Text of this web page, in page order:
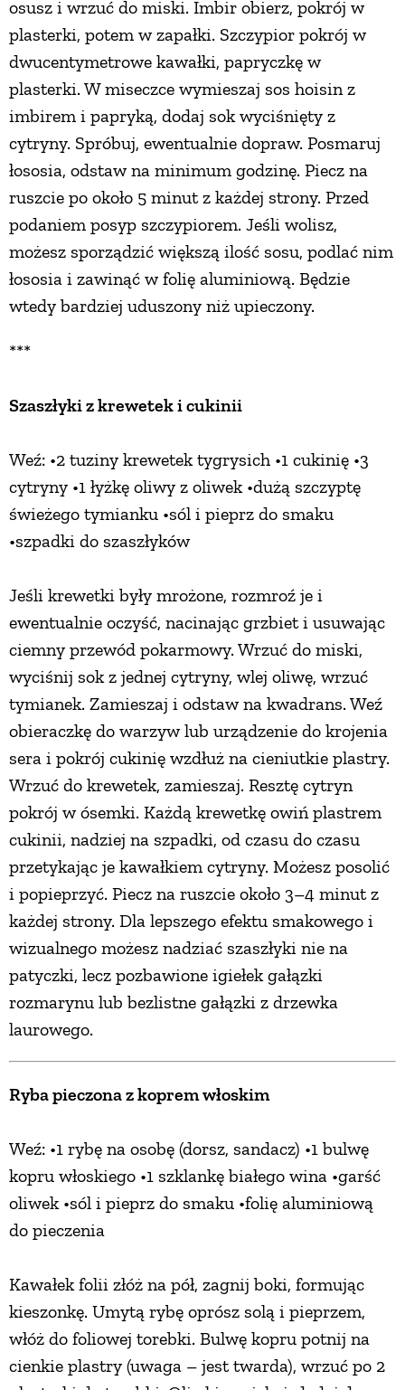
osusz i wrzuć do miski. Imbir obierz, pokrój w
plasterki, potem w zapałki. Szczypior pokrój w
dwucentymetrowe kawałki, papryczkę w
plasterki. W miseczce wymieszaj sos hoisin z
imbirem i papryką, dodaj sok wyciśnięty z
cytryny. Spróbuj, ewentualnie dopraw. Posmaruj
łososia, odstaw na minimum godzinę. Piecz na
ruszcie po około 5 minut z każdej strony. Przed
podaniem posyp szczypiorem. Jeśli wolisz,
możesz sporządzić większą ilość sosu, podlać nim
łososia i zawinąć w folię aluminiową. Będzie
wtedy bardziej uduszony niż upieczony.
***
Szaszłyki z krewetek i cukinii
Weź: •2 tuziny krewetek tygrysich •1 cukinię •3
cytryny •1 łyżkę oliwy z oliwek •dużą szczyptę
świeżego tymianku •sól i pieprz do smaku
•szpadki do szaszłyków
Jeśli krewetki były mrożone, rozmroź je i
ewentualnie oczyść, nacinając grzbiet i usuwając
ciemny przewód pokarmowy. Wrzuć do miski,
wyciśnij sok z jednej cytryny, wlej oliwę, wrzuć
tymianek. Zamieszaj i odstaw na kwadrans. Weź
obieraczkę do warzyw lub urządzenie do krojenia
sera i pokrój cukinię wzdłuż na cieniutkie plastry.
Wrzuć do krewetek, zamieszaj. Resztę cytryn
pokrój w ósemki. Każdą krewetkę owiń plastrem
cukinii, nadziej na szpadki, od czasu do czasu
przetykając je kawałkiem cytryny. Możesz posolić
i popieprzyć. Piecz na ruszcie około 3–4 minut z
każdej strony. Dla lepszego efektu smakowego i
wizualnego możesz nadziać szaszłyki nie na
patyczki, lecz pozbawione igiełek gałązki
rozmarynu lub bezlistne gałązki z drzewka
laurowego.
Ryba pieczona z koprem włoskim
Weź: •1 rybę na osobę (dorsz, sandacz) •1 bulwę
kopru włoskiego •1 szklankę białego wina •garść
oliwek •sól i pieprz do smaku •folię aluminiową
do pieczenia
Kawałek folii złóż na pół, zagnij boki, formując
kieszonkę. Umytą rybę oprósz solą i pieprzem,
włóż do foliowej torebki. Bulwę kopru potnij na
cienkie plastry (uwaga – jest twarda), wrzuć po 2